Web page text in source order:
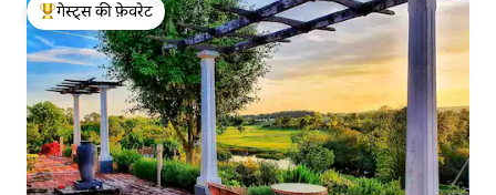
गेस्ट्स का टॉप फ़ेवरेट
गेस्ट्स की फ़ेवरेट